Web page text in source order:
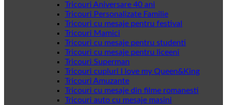
Tricouri Aniversare 40 ani
Tricouri Personalizate Familie
Tricouri cu mesaje pentru festival
Tricouri Mamici
Tricouri cu mesaje pentru studenti
Tricouri cu mesaje pentru liceeni
Tricouri Superman
Tricouri cupluri I love my Queen&King
Tricouri Amuzante
Tricouri cu mesaje din filme romanesti
Tricouri auto cu mesaje masini